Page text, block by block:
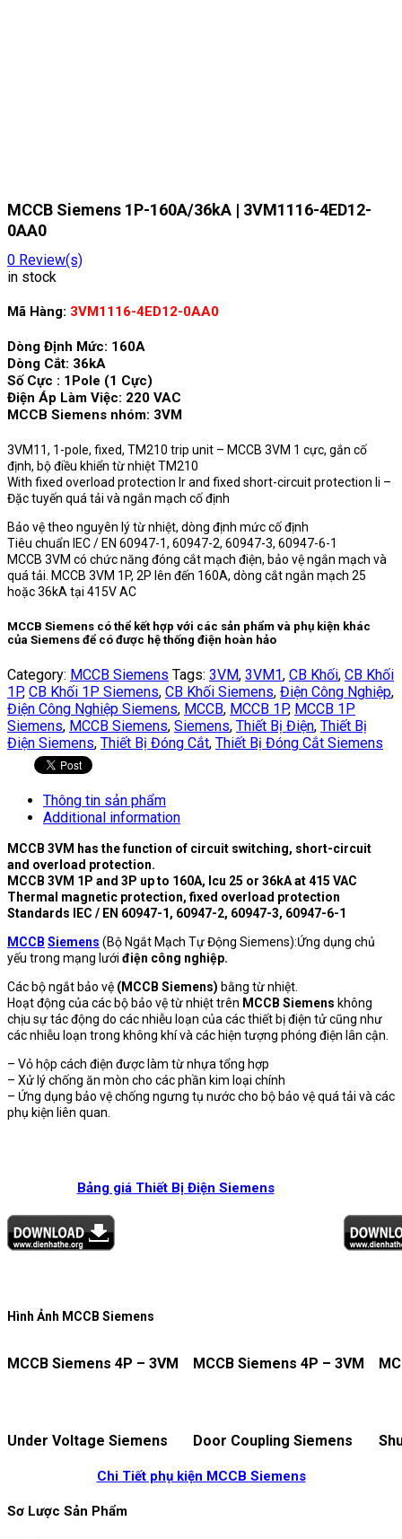
MCCB Siemens 1P-160A/36kA | 3VM1116-4ED12-
0AA0
0 Review(s)
in stock
Mã Hàng: 3VM1116-4ED12-0AA0
Dòng Định Mức: 160A
Dòng Cắt: 36kA
Số Cực : 1Pole (1 Cực)
Điện Áp Làm Việc: 220 VAC
MCCB Siemens nhóm: 3VM
3VM11, 1-pole, fixed, TM210 trip unit – MCCB 3VM 1 cực, gắn cố
định, bộ điều khiển từ nhiệt TM210
With fixed overload protection Ir and fixed short-circuit protection Ii –
Đặc tuyến quá tải và ngắn mạch cố định
Bảo vệ theo nguyên lý từ nhiệt, dòng định mức cố định
Tiêu chuẩn IEC / EN 60947-1, 60947-2, 60947-3, 60947-6-1
MCCB 3VM có chức năng đóng cắt mạch điện, bảo vệ ngắn mạch và
quá tải. MCCB 3VM 1P, 2P lên đến 160A, dòng cắt ngắn mạch 25
hoặc 36kA tại 415V AC
MCCB Siemens có thể kết hợp với các sản phẩm và phụ kiện khác
của Siemens để có được hệ thống điện hoàn hảo
Category: MCCB Siemens Tags: 3VM, 3VM1, CB Khối, CB Khối
1P, CB Khối 1P Siemens, CB Khối Siemens, Điện Công Nghiệp,
Điện Công Nghiệp Siemens, MCCB, MCCB 1P, MCCB 1P
Siemens, MCCB Siemens, Siemens, Thiết Bị Điện, Thiết Bị
Điện Siemens, Thiết Bị Đóng Cắt, Thiết Bị Đóng Cắt Siemens
Thông tin sản phẩm
Additional information
MCCB 3VM has the function of circuit switching, short-circuit
and overload protection.
MCCB 3VM 1P and 3P up to 160A, Icu 25 or 36kA at 415 VAC
Thermal magnetic protection, fixed overload protection
Standards IEC / EN 60947-1, 60947-2, 60947-3, 60947-6-1
MCCB Siemens (Bộ Ngắt Mạch Tự Động Siemens):Ứng dụng chủ
yếu trong mạng lưới điện công nghiệp.
Các bộ ngắt bảo vệ (MCCB Siemens) bằng từ nhiệt.
Hoạt động của các bộ bảo vệ từ nhiệt trên MCCB Siemens không
chịu sự tác động do các nhiễu loạn của các thiết bị điện tử cũng như
các nhiễu loạn trong không khí và các hiện tượng phóng điện lân cận.
– Vỏ hộp cách điện được làm từ nhựa tổng hợp
– Xử lý chống ăn mòn cho các phần kim loại chính
– Ứng dụng bảo vệ chống ngưng tụ nước cho bộ bảo vệ quá tải và các
phụ kiện liên quan.
Bảng giá Thiết Bị Điện Siemens
Hình Ảnh MCCB Siemens
MCCB Siemens 4P – 3VM MCCB Siemens 4P – 3VM
Under Voltage Siemens Door Coupling Siemens
Chi Tiết phụ kiện MCCB Siemens
Sơ Lược Sản Phẩm